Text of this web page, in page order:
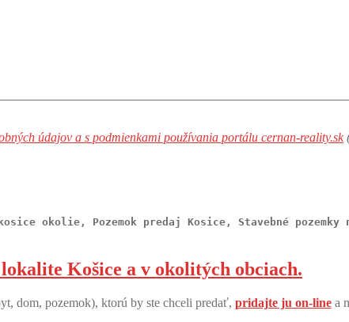
údajov a s podmienkami používania portálu cernan-reality.sk
okolie, Pozemok predaj Kosice, Stavebné pozemky
Košice a v okolitých obciach.
dom, pozemok), ktorú by ste chceli predať, pridajte ju on-linea